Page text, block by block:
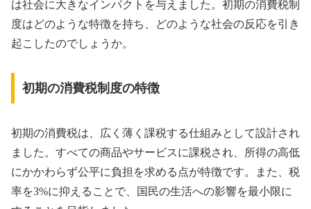
は社会に大きなインパクトを与えました。初期の消費税制
度はどのような特徴を持ち、どのような社会の反応を引き
起こしたのでしょうか。
初期の消費税制度の特徴
初期の消費税は、広く薄く課税する仕組みとして設計され
ました。すべての商品やサービスに課税され、所得の高低
にかかわらず公平に負担を求める点が特徴です。また、税
率を3%に抑えることで、国民の生活への影響を最小限に